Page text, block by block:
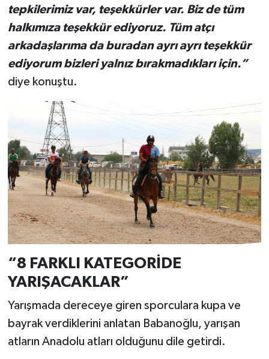
tepkilerimiz var, teşekkürler var. Biz de tüm
halkımıza teşekkür ediyoruz. Tüm atçı
arkadaşlarıma da buradan ayrı ayrı teşekkür
ediyorum bizleri yalnız bırakmadıkları için.”
diye konuştu.
“8 FARKLI KATEGORİDE
YARIŞACAKLAR”
Yarışmada dereceye giren sporculara kupa ve
bayrak verdiklerini anlatan Babanoğlu, yarışan
atların Anadolu atları olduğunu dile getirdi.